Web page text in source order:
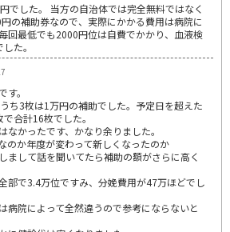
でした。 当方の自治体では完全無料ではなく
の補助券なので、実際にかかる費用は病院に
回最低でも2000円位は自費でかかり、血液検
た。
す。
ち3枚は1万円の補助でした。予定日を超えた
合計16枚でした。
なかったです、かなり余りました。
のか年度が変わって新しくなったのか
まして話を聞いてたら補助の額がさらに高く
部で3.4万位ですみ、分娩費用が47万ほどでし
病院によって全然違うので参考にならないと